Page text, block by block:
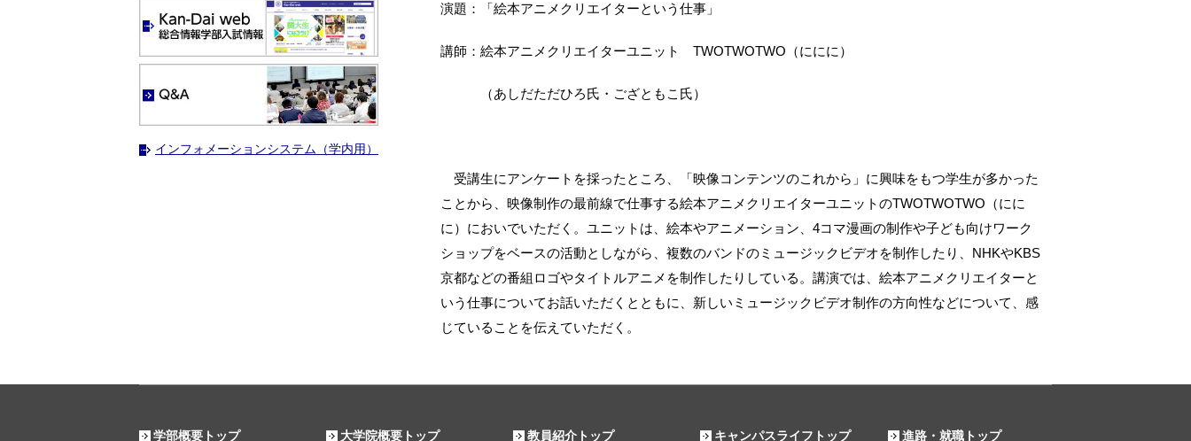
演題：「絵本アニメクリエイターという仕事」
講師：絵本アニメクリエイターユニット TWOTWOTWO（ににに）
（あしだただひろ氏・ござともこ氏）
受講生にアンケートを採ったところ、「映像コンテンツのこれから」に興味をもつ学生が多かった
ことから、映像制作の最前線で仕事する絵本アニメクリエイターユニットのTWOTWOTWO（にに
に）においでいただく。ユニットは、絵本やアニメーション、4コマ漫画の制作や子ども向けワーク
ショップをベースの活動としながら、複数のバンドのミュージックビデオを制作したり、NHKやKBS
京都などの番組ロゴやタイトルアニメを制作したりしている。講演では、絵本アニメクリエイターと
いう仕事についてお話いただくとともに、新しいミュージックビデオ制作の方向性などについて、感
じていることを伝えていただく。
インフォメーションシステム（学内用）
学部概要トップ 大学院概要トップ 教員紹介トップ キャンパスライフトップ 進路・就職トップ